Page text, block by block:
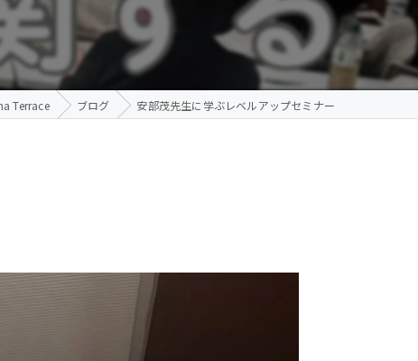
Terrace ブログ 安部茂先生に学ぶレベルアップセミナー